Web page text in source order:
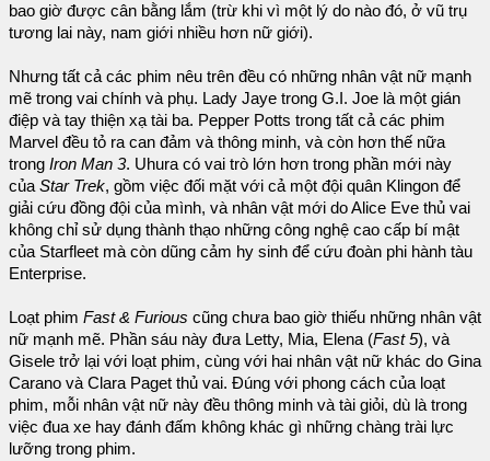
bao giờ được cân bằng lắm (trừ khi vì một lý do nào đó, ở vũ trụ
tương lai này, nam giới nhiều hơn nữ giới).
Nhưng tất cả các phim nêu trên đều có những nhân vật nữ mạnh
mẽ trong vai chính và phụ. Lady Jaye trong G.I. Joe là một gián
điệp và tay thiện xạ tài ba. Pepper Potts trong tất cả các phim
Marvel đều tỏ ra can đảm và thông minh, và còn hơn thế nữa
trong Iron Man 3. Uhura có vai trò lớn hơn trong phần mới này
của Star Trek, gồm việc đối mặt với cả một đội quân Klingon để
giải cứu đồng đội của mình, và nhân vật mới do Alice Eve thủ vai
không chỉ sử dụng thành thạo những công nghệ cao cấp bí mật
của Starfleet mà còn dũng cảm hy sinh để cứu đoàn phi hành tàu
Enterprise.
Loạt phim Fast & Furious cũng chưa bao giờ thiếu những nhân vật
nữ mạnh mẽ. Phần sáu này đưa Letty, Mia, Elena (Fast 5), và
Gisele trở lại với loạt phim, cùng với hai nhân vật nữ khác do Gina
Carano và Clara Paget thủ vai. Đúng với phong cách của loạt
phim, mỗi nhân vật nữ này đều thông minh và tài giỏi, dù là trong
việc đua xe hay đánh đấm không khác gì những chàng trài lực
lưỡng trong phim.